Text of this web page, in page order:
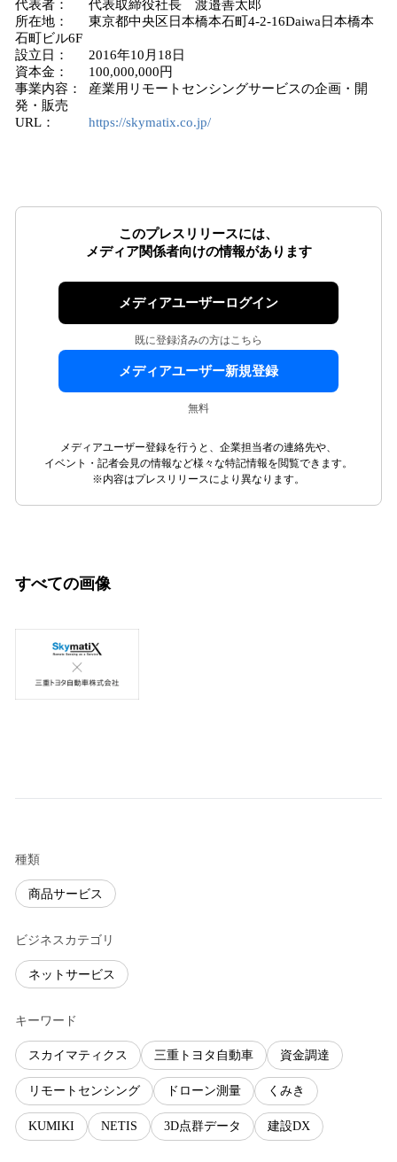
代表者： 代表取締役社長 渡邉善太郎
所在地： 東京都中央区日本橋本石町4-2-16Daiwa日本橋本
石町ビル6F
設立日： 2016年10月18日
資本金： 100,000,000円
事業内容： 産業用リモートセンシングサービスの企画・開
発・販売
URL： https://skymatix.co.jp/
このプレスリリースには、
メディア関係者向けの情報があります
メディアユーザーログイン
既に登録済みの方はこちら
メディアユーザー新規登録
無料
メディアユーザー登録を行うと、企業担当者の連絡先や、
イベント・記者会見の情報など様々な特記情報を閲覧できます。
※内容はプレスリリースにより異なります。
すべての画像
種類
商品サービス
ビジネスカテゴリ
ネットサービス
キーワード
スカイマティクス 三重トヨタ自動車 資金調達
リモートセンシング ドローン測量 くみき
KUMIKI NETIS 3D点群データ 建設DX